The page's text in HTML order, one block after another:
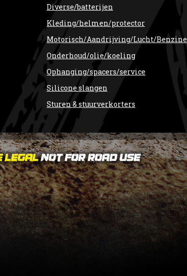
Diverse/batterijen
Kleding/helmen/protector
Motorisch/Aandrijving/Lucht/Benzine
Onderhoud/olie/koeling
Ophanging/spacers/service
Silicone slangen
Sturen & stuurverkorters